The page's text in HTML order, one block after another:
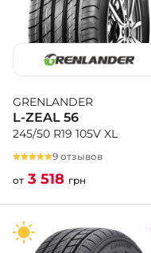
GRENLANDER
L-ZEAL 56
245/50 R19 105V XL
9 отзывов
от 3 518 грн